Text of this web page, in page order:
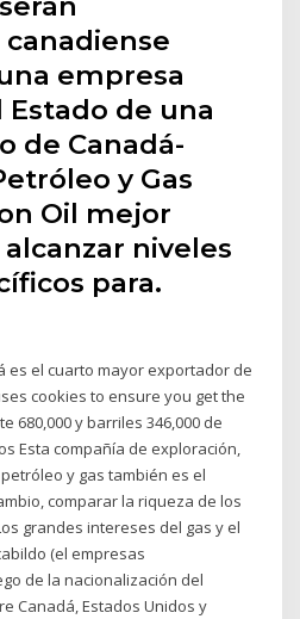
empresa
de una
de Canadá-
y Gas
Oil mejor
niveles
para.
es el cuarto mayor exportador de
cookies to ensure you get the
680,000 y barriles 346,000 de
Esta compañía de exploración,
y gas también es el
comparar la riqueza de los
grandes intereses del gas y el
(el empresas
de la nacionalización del
Canadá, Estados Unidos y